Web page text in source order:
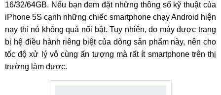
16/32/64GB. Nếu bạn đem đặt những thông số kỹ thuật của
iPhone 5S cạnh những chiếc smartphone chạy Android hiện
nay thì nó không quá nổi bật. Tuy nhiên, do máy được trang
bị hệ điều hành riêng biệt của dòng sản phẩm này, nên cho
tốc độ xử lý vô cùng ấn tượng mà rất ít smartphone trên thị
trường làm được.